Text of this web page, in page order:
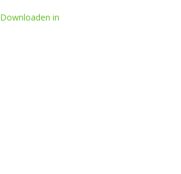
Downloaden in